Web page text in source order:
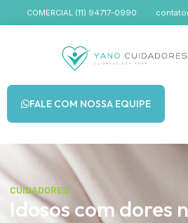
COMERCIAL (11) 94717-0990
FALE COM NOSSA EQUIPE
CUIDADORES
Idosos com dores